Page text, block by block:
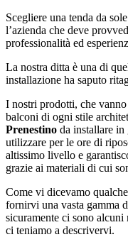
Scegliere una tenda da
l’azienda che deve
professionalità ed
La nostra ditta è una di
installazione ha saputo
I nostri prodotti, che
balconi di ogni stile
Prenestino da installare in
utilizzare per le ore di
altissimo livello e
grazie ai materiali di cui
Come vi dicevamo
fornirvi una vasta gamma
sicuramente ci sono
ci teniamo a descrivervi.